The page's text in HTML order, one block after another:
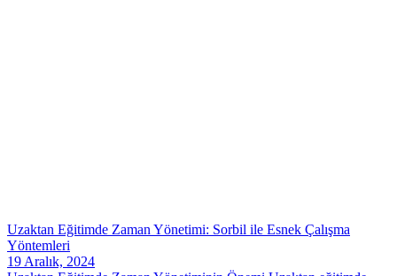
Uzaktan Eğitimde Zaman Yönetimi: Sorbil ile Esnek Çalışma
Yöntemleri
19 Aralık, 2024